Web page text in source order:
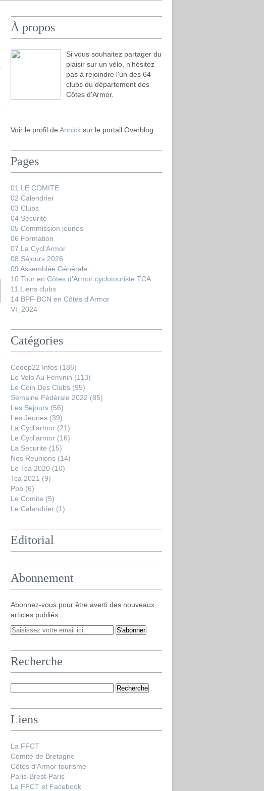
À propos
Si vous souhaitez partager du
plaisir sur un vélo, n'hésitez
pas à rejoindre l'un des 64
clubs du département des
Côtes d'Armor.
Voir le profil de Annick sur le portail Overblog
Pages
01 LE COMITE
02 Calendrier
03 Clubs
04 Sécurité
05 Commission jeunes
06 Formation
07 La Cycl'Armor
08 Séjours 2026
09 Assemblée Générale
10 Tour en Côtes d'Armor cyclotouriste TCA
11 Liens clubs
14 BPF-BCN en Côtes d'Armor
VI_2024
Catégories
Codep22 Infos (186)
Le Velo Au Feminin (113)
Le Coin Des Clubs (95)
Semaine Fédérale 2022 (85)
Les Sejours (56)
Les Jeunes (39)
La Cycl'armor (21)
Le Cycl'armor (16)
La Securite (15)
Nos Reunions (14)
Le Tca 2020 (10)
Tca 2021 (9)
Pbp (6)
Le Comite (5)
Le Calendrier (1)
Editorial
Abonnement
Abonnez-vous pour être averti des nouveaux
articles publiés.
Recherche
Liens
La FFCT
Comité de Bretagne
Côtes d'Armor tourisme
Paris-Brest-Paris
La FFCT et Facebook